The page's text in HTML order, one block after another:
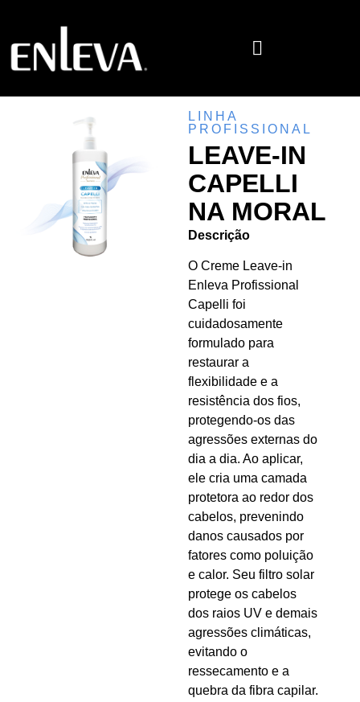
LINHA
PROFISSIONAL
LEAVE-IN
CAPELLI
NA MORAL
Descrição
O Creme Leave-in
Enleva Profissional
Capelli foi
cuidadosamente
formulado para
restaurar a
flexibilidade e a
resistência dos fios,
protegendo-os das
agressões externas do
dia a dia. Ao aplicar,
ele cria uma camada
protetora ao redor dos
cabelos, prevenindo
danos causados por
fatores como poluição
e calor. Seu filtro solar
protege os cabelos
dos raios UV e demais
agressões climáticas,
evitando o
ressecamento e a
quebra da fibra capilar.